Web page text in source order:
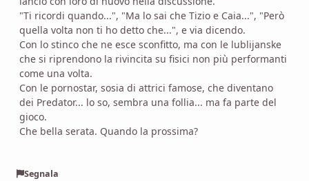
"Ti ricordi quando...", "Ma lo sai che Tizio e Caia...", "Però
quella volta non ti ho detto che...", e via dicendo.
Con lo stinco che ne esce sconfitto, ma con le lublijanske
che si riprendono la rivincita su fisici non più performanti
come una volta.
Con le pornostar, sosia di attrici famose, che diventano
dei Predator... lo so, sembra una follia... ma fa parte del
gioco.
Che bella serata. Quando la prossima?
Segnala